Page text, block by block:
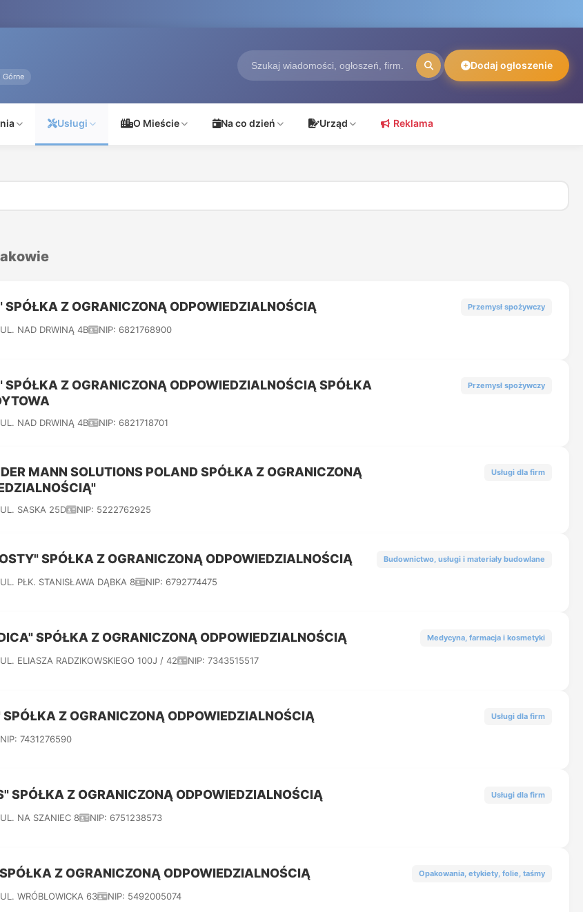
Górne
Dodaj ogłoszenie
Usługi O Mieście Na co dzień Urząd Reklama
SPÓŁKA Z OGRANICZONĄ ODPOWIEDZIALNOŚCIĄ Przemysł spożywczy
UL. NAD DRWINĄ 4B NIP: 6821768900
SPÓŁKA Z OGRANICZONĄ ODPOWIEDZIALNOŚCIĄ SPÓŁKA
Przemysł spożywczy
UL. NAD DRWINĄ 4B NIP: 6821718701
MANN SOLUTIONS POLAND SPÓŁKA Z OGRANICZONĄ
Usługi dla firm
UL. SASKA 25D NIP: 5222762925
SPÓŁKA Z OGRANICZONĄ ODPOWIEDZIALNOŚCIĄ Budownictwo, usługi i materiały budowlane
UL. PŁK. STANISŁAWA DĄBKA 8 NIP: 6792774475
SPÓŁKA Z OGRANICZONĄ ODPOWIEDZIALNOŚCIĄ Medycyna, farmacja i kosmetyki
UL. ELIASZA RADZIKOWSKIEGO 100J / 42 NIP: 7343515517
Z OGRANICZONĄ ODPOWIEDZIALNOŚCIĄ Usługi dla firm
NIP: 7431276590
SPÓŁKA Z OGRANICZONĄ ODPOWIEDZIALNOŚCIĄ Usługi dla firm
UL. NA SZANIEC 8 NIP: 6751238573
Z OGRANICZONĄ ODPOWIEDZIALNOŚCIĄ Opakowania, etykiety, folie, taśmy
UL. WRÓBLOWICKA 63 NIP: 5492005074